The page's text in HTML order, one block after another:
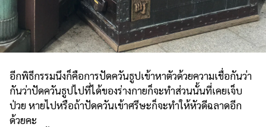
อีกพิธีกรรมนึงก็คือการปัดควันธูปเข้าหาตัวด้วยความเชื่อกันว่า
กันว่าปัดควันธูปไปที่ได้ของร่างกายก็จะทำส่วนนั้นที่เคยเจ็บ
ป่วย หายไปหรือถ้าปัดควันเข้าศรีษะก็จะทำให้หัวดีฉลาดอีก
ด้วยคะ